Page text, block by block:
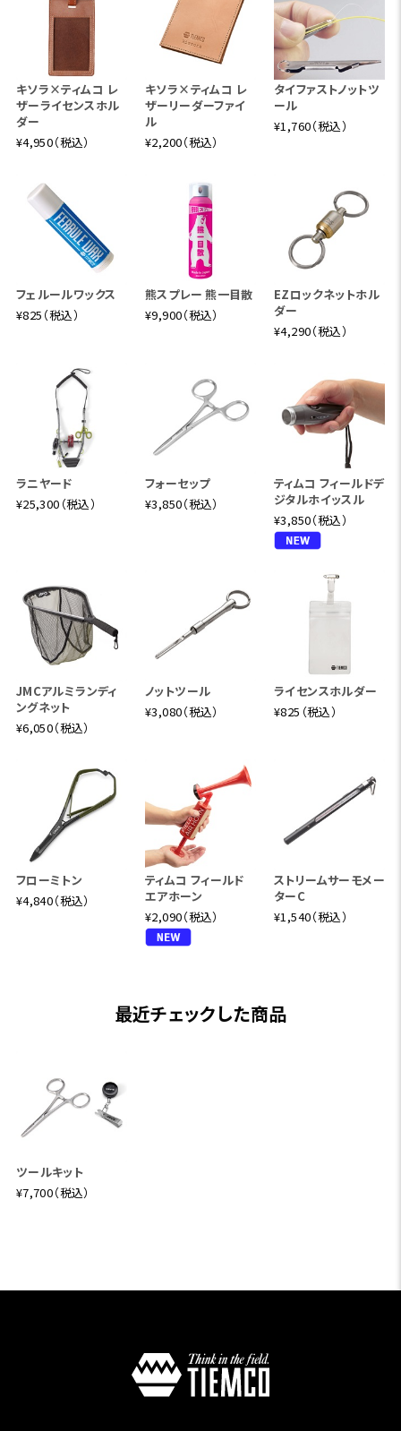
キソラ×ティムコ レ
ザーライセンスホル
ダー
¥4,950（税込）
キソラ×ティムコ レ
ザーリーダーファイ
ル
¥2,200（税込）
タイファストノットツ
ール
¥1,760（税込）
フェルールワックス
¥825（税込）
熊スプレー 熊一目散
¥9,900（税込）
EZロックネットホル
ダー
¥4,290（税込）
ラニヤード
¥25,300（税込）
フォーセップ
¥3,850（税込）
ティムコ フィールドデ
ジタルホイッスル
¥3,850（税込）
JMCアルミランディ
ングネット
¥6,050（税込）
ノットツール
¥3,080（税込）
ライセンスホルダー
¥825（税込）
フローミトン
¥4,840（税込）
ティムコ フィールド
エアホーン
¥2,090（税込）
ストリームサーモメー
ターC
¥1,540（税込）
最近チェックした商品
ツールキット
¥7,700（税込）